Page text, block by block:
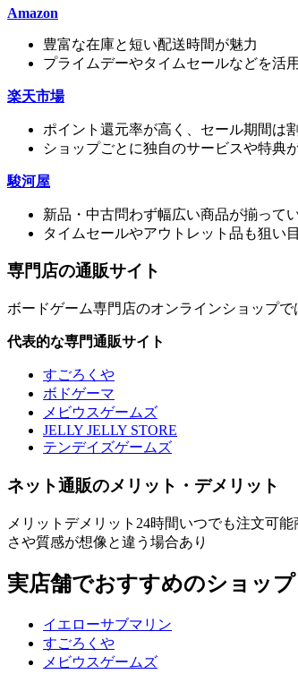
Amazon
豊富な在庫と短い配送時間が魅力
プライムデーやタイムセールなどを活
楽天市場
ポイント還元率が高く、セール期間は
ショップごとに独自のサービスや特典
駿河屋
新品・中古問わず幅広い商品が揃って
タイムセールやアウトレット品も狙い目
専門店の通販サイト
ボードゲーム専門店のオンラインショップ
代表的な専門通販サイト
すごろくや
ボドゲーマ
メビウスゲームズ
JELLY JELLY STORE
テンデイズゲームズ
ネット通販のメリット・デメリット
メリットデメリット24時間いつでも注文可
さや質感が想像と違う場合あり
実店舗でおすすめのショップ
イエローサブマリン
すごろくや
メビウスゲームズ